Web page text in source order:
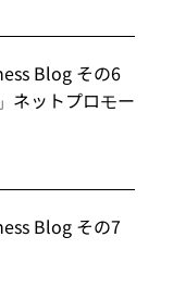
Blog その6
ネットプロモー
Blog その7